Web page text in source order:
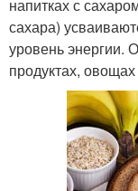
напитках с
сахара)
уровень энергии.
продуктах,